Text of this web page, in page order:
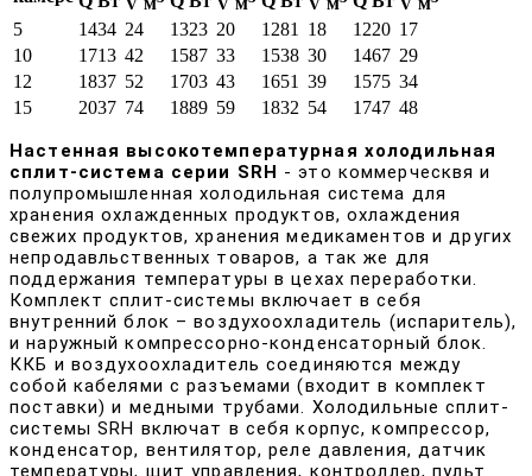
5 1434 24 1323 20 1281 18 1220 17
10
1713 42 1587 33 1538 30 1467 29
12
1837 52 1703 43 1651 39 1575 34
15
2037 74 1889 59 1832 54 1747 48
Настенная высокотемпературная холодильная
сплит-система серии SRH - это коммерческвя и
полупромышленная холодильная система для
хранения охлажденных продуктов, охлаждения
свежих продуктов, хранения медикаментов и других
непродавльственных товаров, а так же для
поддержания температуры в цехах переработки.
Комплект сплит-системы включает в себя
внутренний блок – воздухоохладитель (испаритель),
и наружный компрессорно-конденсаторный блок.
ККБ и воздухоохладитель соединяются между
собой кабелями с разъемами (входит в комплект
поставки) и медными трубами. Холодильные сплит-
системы SRH включат в себя корпус, компрессор,
конденсатор, вентилятор, реле давления, датчик
температуры, щит управления, контроллер, пульт